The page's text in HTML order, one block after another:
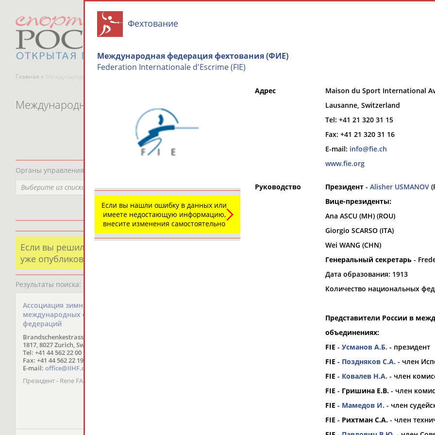
Главная »
ТАБЛО
РЕСУРСНАЯ ПЛОЩАДКА
Международные спортивные организации
Органы управления, федерации, ВУЗы, Академии и т.п.
Выберите из списка
Выберите из списка
Если вы решили разместить информацию о хорошо известной вам спортивной организации
уже опубликованных данных и хотите ее исправить, пожалуйста, вы можете это сделать
Результаты поиска:
Ассоциация зимних
международных спортивных
федераций
Brandschenkestrasse 50, Postfach
1817, 8027 Zurich, Switzerland
Tel: +41 44 562 22 00
Fax: +41 44 562 22 19
E-mail: office@IIHF.com
Президент - Rene FASEL
Maison du Sport International, Building A - 2nd floor,
Avenue de Rhodanie 54, 1007 Lausanne, Switzerland
Всемирная
Фехтование
Международная федерация фехтования (ФИЕ)
Federation Internationale d'Escrime (FIE)
Если вы нашли ошибку в данных или
имеете недостающую информацию,
внесите изменения самостоятельно
Адрес
Maison du Sport International
Lausanne, Switzerland
Tel: +41 21 320 31 15
Fax: +41 21 320 31 16
E-mail: info@fie.ch
www.fie.org
Руководство Президент - Alisher USMANOV
Вице-президенты:
Ana ASCU (MH) (ROU)
Giorgio SCARSO (ITA)
Wei WANG (CHN)
Генеральный секретарь -
Дата образования: 1913
Количество национальных
Представители России в
объединениях:
FIE - Усманов А.Б. - президент
FIE - Поздняков С.А. - член
FIE - Ковалев Н.А. - член
FIE - Гришина Е.В. - член
FIE - Мамедов И. - член
FIE - Рихтман С.А. - член